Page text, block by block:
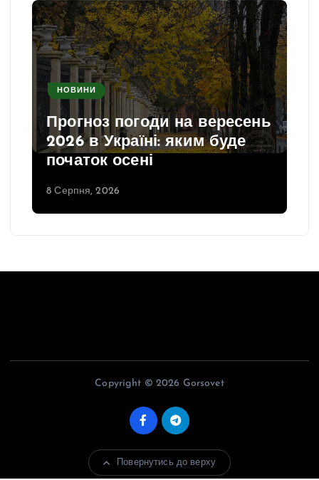
НОВИНИ
Прогноз погоди на вересень
2026 в Україні: яким буде
початок осені
8 Серпня, 2026
Copyright © 2026 Gorsovet
Повернутись до верху